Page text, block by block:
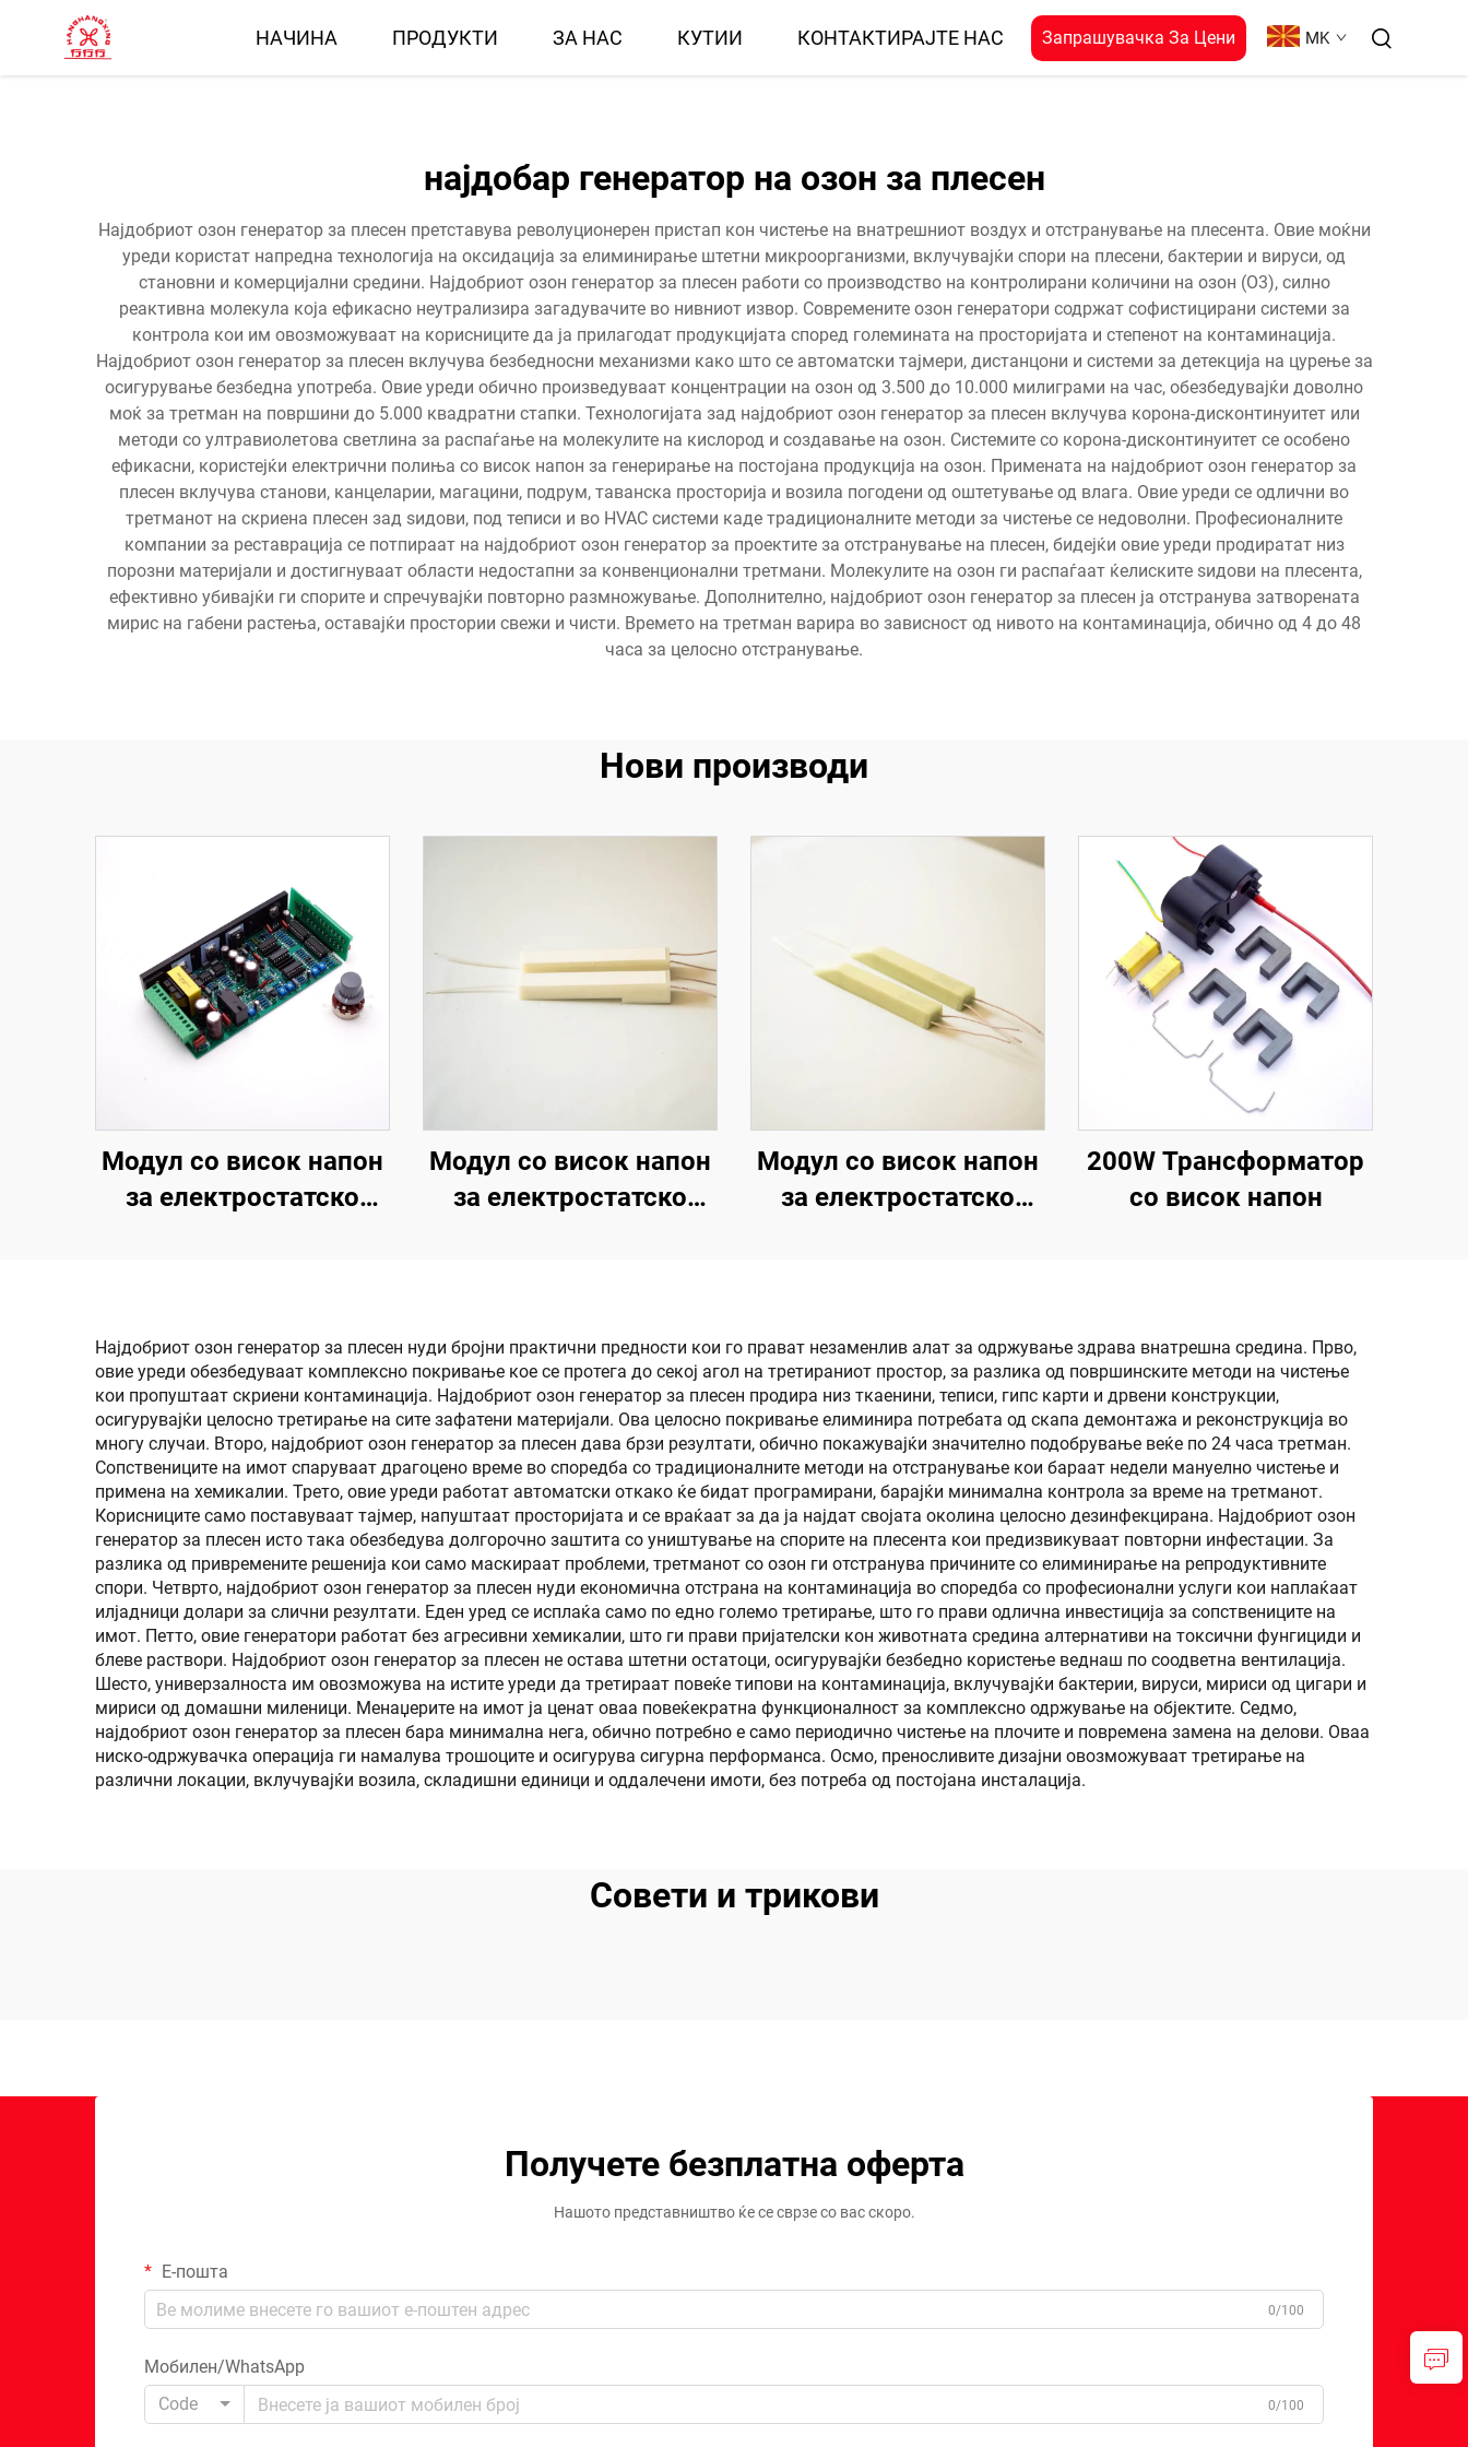
НАЧИНА ПРОДУКТИ ЗА НАС КУТИИ КОНТАКТИРАЈТЕ НАС Запрашувачка За Цени MK
најдобар генератор на озон за плесен
Најдобриот озон генератор за плесен претставува револуционерен пристап кон чистење на внатрешниот воздух и отстранување на плесента. Овие моќни
уреди користат напредна технологија на оксидација за елиминирање штетни микроорганизми, вклучувајќи спори на плесени, бактерии и вируси, од
становни и комерцијални средини. Најдобриот озон генератор за плесен работи со производство на контролирани количини на озон (O3), силно
реактивна молекула која ефикасно неутрализира загадувачите во нивниот извор. Современите озон генератори содржат софистицирани системи за
контрола кои им овозможуваат на корисниците да ја прилагодат продукцијата според големината на просторијата и степенот на контаминација.
Најдобриот озон генератор за плесен вклучува безбедносни механизми како што се автоматски тајмери, дистанцони и системи за детекција на цурење за
осигурување безбедна употреба. Овие уреди обично произведуваат концентрации на озон од 3.500 до 10.000 милиграми на час, обезбедувајќи доволно
моќ за третман на површини до 5.000 квадратни стапки. Технологијата зад најдобриот озон генератор за плесен вклучува корона-дисконтинуитет или
методи со ултравиолетова светлина за распаѓање на молекулите на кислород и создавање на озон. Системите со корона-дисконтинуитет се особено
ефикасни, користејќи електрични полиња со висок напон за генерирање на постојана продукција на озон. Примената на најдобриот озон генератор за
плесен вклучува станови, канцеларии, магацини, подрум, таванска просторија и возила погодени од оштетување од влага. Овие уреди се одлични во
третманот на скриена плесен зад ѕидови, под теписи и во HVAC системи каде традиционалните методи за чистење се недоволни. Професионалните
компании за реставрација се потпираат на најдобриот озон генератор за проектите за отстранување на плесен, бидејќи овие уреди продиратат низ
порозни материјали и достигнуваат области недостапни за конвенционални третмани. Молекулите на озон ги распаѓаат ќелиските ѕидови на плесента,
ефективно убивајќи ги спорите и спречувајќи повторно размножување. Дополнително, најдобриот озон генератор за плесен ја отстранува затворената
мирис на габени растења, оставајќи простории свежи и чисти. Времето на третман варира во зависност од нивото на контаминација, обично од 4 до 48
часа за целосно отстранување.
Нови производи
Модул со висок напон
за електростатско
Модул со висок напон
за електростатско
Модул со висок напон
за електростатско
200W Трансформатор
со висок напон
Најдобриот озон генератор за плесен нуди бројни практични предности кои го прават незаменлив алат за одржување здрава внатрешна средина. Прво,
овие уреди обезбедуваат комплексно покривање кое се протега до секој агол на третираниот простор, за разлика од површинските методи на чистење
кои пропуштаат скриени контаминација. Најдобриот озон генератор за плесен продира низ ткаенини, теписи, гипс карти и дрвени конструкции,
осигурувајќи целосно третирање на сите зафатени материјали. Ова целосно покривање елиминира потребата од скапа демонтажа и реконструкција во
многу случаи. Второ, најдобриот озон генератор за плесен дава брзи резултати, обично покажувајќи значително подобрување веќе по 24 часа третман.
Сопствениците на имот спаруваат драгоценo време во споредба со традиционалните методи на отстранување кои бараат недели мануелно чистење и
примена на хемикалии. Трето, овие уреди работат автоматски откако ќе бидат програмирани, барајќи минимална контрола за време на третманот.
Корисниците само поставуваат тајмер, напуштаат просторијата и се враќаат за да ја најдат својата околина целосно дезинфекцирана. Најдобриот озон
генератор за плесен исто така обезбедува долгорочно заштита со уништување на спорите на плесента кои предизвикуваат повторни инфестации. За
разлика од привремените решенија кои само маскираат проблеми, третманот со озон ги отстранува причините со елиминирање на репродуктивните
спори. Четврто, најдобриот озон генератор за плесен нуди економична отстрана на контаминација во споредба со професионални услуги кои наплаќаат
илјадници долари за слични резултати. Еден уред се исплаќа само по едно големо третирање, што го прави одлична инвестиција за сопствениците на
имот. Петто, овие генератори работат без агресивни хемикалии, што ги прави пријателски кон животната средина алтернативи на токсични фунгициди и
блеве раствори. Најдобриот озон генератор за плесен не остава штетни остатоци, осигурувајќи безбедно користење веднаш по соодветна вентилација.
Шесто, универзалноста им овозможува на истите уреди да третираат повеќе типови на контаминација, вклучувајќи бактерии, вируси, мириси од цигари и
мириси од домашни миленици. Менаџерите на имот ја ценат оваа повеќекратна функционалност за комплексно одржување на објектите. Седмо,
најдобриот озон генератор за плесен бара минимална нега, обично потребно е само периодично чистење на плочите и повремена замена на делови. Оваа
ниско-одржувачка операција ги намалува трошоците и осигурува сигурна перформанса. Осмо, преносливите дизајни овозможуваат третирање на
различни локации, вклучувајќи возила, складишни единици и оддалечени имоти, без потреба од постојана инсталација.
Совети и трикови
Получете безплатна оферта
Нашото представништво ќе се сврзе со вас скоро.
Е-пошта
0/100
Мобилен/WhatsApp
Code
0/100